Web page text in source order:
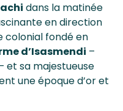
dans la matinée
en direction
colonial fondé en
d’Isasmendi –
et sa majestueuse
une époque d’or et